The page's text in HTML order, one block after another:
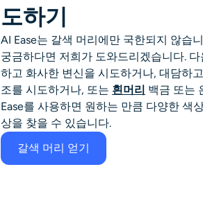
도하기
AI Ease는 갈색 머리에만 국한되지 않습
궁금하다면 저희가 도와드리겠습니다.
하고 화사한 변신을 시도하거나, 대담하
조를 시도하거나, 또는 흰머리 백금 또는
Ease를 사용하면 원하는 만큼 다양한 색
상을 찾을 수 있습니다.
갈색 머리 얻기